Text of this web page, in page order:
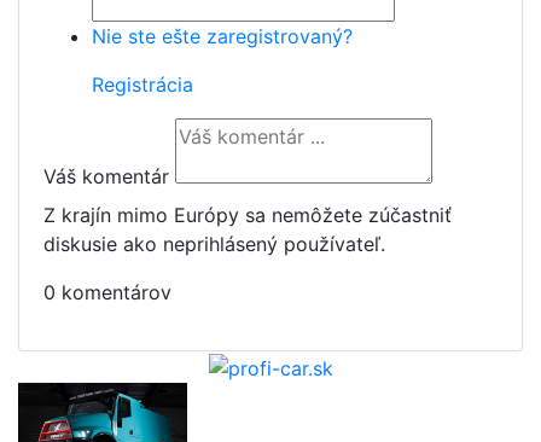
Nie ste ešte zaregistrovaný?
Registrácia
Váš komentár
Z krajín mimo Európy sa nemôžete zúčastniť
diskusie ako neprihlásený používateľ.
0 komentárov